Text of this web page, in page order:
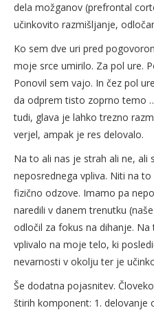
dela možganov (prefrontal
učinkovito razmišljanje,
Ko sem dve uri pred
moje srce umirilo. Za pol ure.
Ponovil sem vajo. In čez pol
da odprem tisto zoprno temo
tudi, glava je lahko trezno
verjel, ampak je res delovalo.
Na to ali nas je strah ali ne, ali
neposrednega vpliva. Niti na
fizično odzove. Imamo pa
naredili v danem trenutku
odločil za fokus na dihanje.
vplivalo na moje telo, ki
nevarnosti v okolju ter je
Še dodatna pojasnitev.
štirih komponent: 1. delovanje